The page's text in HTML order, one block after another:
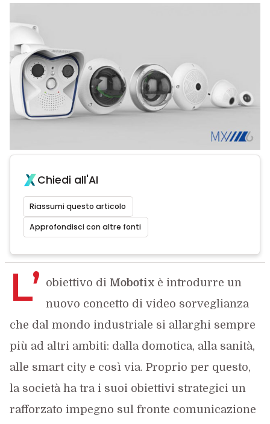
Chiedi all'AI
Riassumi questo articolo
Approfondisci con altre fonti
L’ obiettivo di Mobotix è introdurre un
nuovo concetto di video sorveglianza
che dal mondo industriale si allarghi sempre
più ad altri ambiti: dalla domotica, alla sanità,
alle smart city e così via. Proprio per questo,
la società ha tra i suoi obiettivi strategici un
rafforzato impegno sul fronte comunicazione